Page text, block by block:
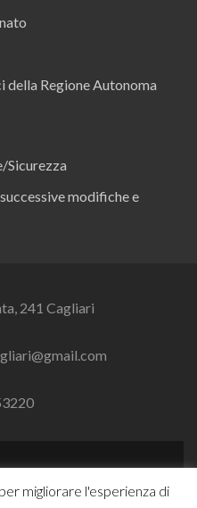
Regione Autonoma
Sicurezza
modifiche e
241 Cagliari
a
migliorare l'esperienza di